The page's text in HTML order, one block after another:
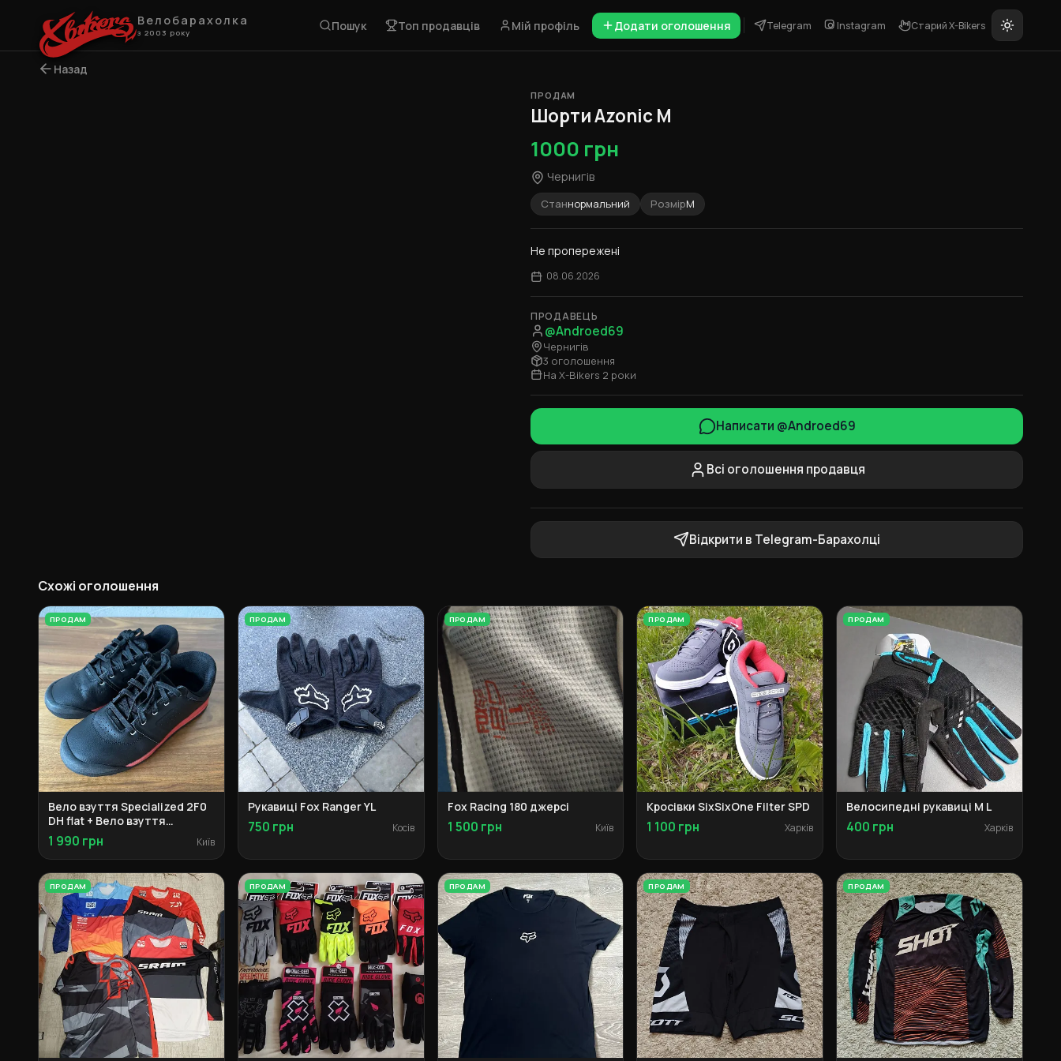
Велобарахолка
з 2003 року Пошук Топ продавців Мій профіль Додати оголошення Telegram Instagram Старий X-Bikers
Назад
ПРОДАМ
Шорти Azonic М
1000 грн
Чернигів
Станнормальний РозмірМ
Не пропережені
08.06.2026
ПРОДАВЕЦЬ
@Androed69
Чернигів
3 оголошення
На X-Bikers 2 роки
Написати @Androed69
Всі оголошення продавця
Відкрити в Telegram-Барахолці
Схожі оголошення
ПРОДАМ
Вело взуття Specialized 2F0
DH flat + Вело взуття
Specialized 2F0 DH clip
1 990 грн Київ
ПРОДАМ
Рукавиці Fox Ranger YL
750 грн Косів
ПРОДАМ
Fox Racing 180 джерсі
1 500 грн Київ
ПРОДАМ
Кросівки SixSixOne Filter SPD
1 100 грн Харків
ПРОДАМ
Велосипедні рукавиці M L
400 грн Харків
ПРОДАМ ПРОДАМ ПРОДАМ ПРОДАМ ПРОДАМ